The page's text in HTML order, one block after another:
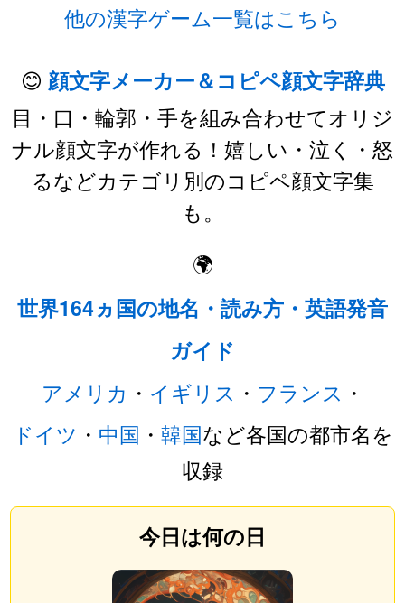
他の漢字ゲーム一覧はこちら
😊 顔文字メーカー＆コピペ顔文字辞典
目・口・輪郭・手を組み合わせてオリジ
ナル顔文字が作れる！嬉しい・泣く・怒
るなどカテゴリ別のコピペ顔文字集
も。
🌍
世界164ヵ国の地名・読み方・英語発音
ガイド
アメリカ ・ イギリス ・ フランス ・
ドイツ ・ 中国 ・ 韓国など各国の都市名を
収録
今日は何の日